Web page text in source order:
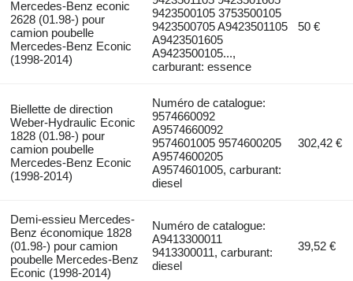
Mercedes-Benz econic
2628 (01.98-) pour
camion poubelle
Mercedes-Benz Econic
(1998-2014)
9423500105 3753500105
9423500705 A9423501105
A9423501605
A9423500105...,
carburant: essence
50 €
Biellette de direction
Weber-Hydraulic Econic
1828 (01.98-) pour
camion poubelle
Mercedes-Benz Econic
(1998-2014)
Numéro de catalogue:
9574660092
A9574660092
9574601005 9574600205
A9574600205
A9574601005, carburant:
diesel
302,42 €
Demi-essieu Mercedes-
Benz économique 1828
(01.98-) pour camion
poubelle Mercedes-Benz
Econic (1998-2014)
Numéro de catalogue:
A9413300011
9413300011, carburant:
diesel
39,52 €